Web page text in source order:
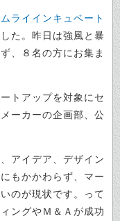
ライインキュベート
た。昨日は強風と暴
、８名の方にお集ま
トアップを対象にセ
ーカーの企画部、公
アイデア、デザイン
もかかわらず、マー
のが現状です。って
ングやＭ＆Ａが成功